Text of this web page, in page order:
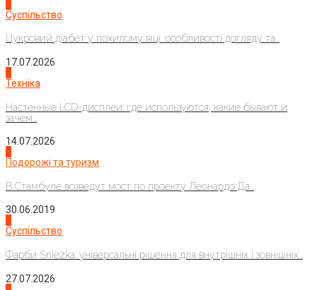
Суспільство
Цукровий діабет у похилому віці: особливості догляду та...
17.07.2026
Техніка
Настенные LCD-дисплеи: где используются, какие бывают и
зачем...
14.07.2026
Подорожі та туризм
В Стамбуле возведут мост по проекту Леонардо Да...
30.06.2019
Суспільство
Фарби Sniezka: універсальні рішення для внутрішніх і зовнішніх...
27.07.2026